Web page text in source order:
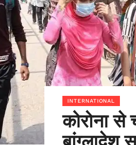
INTERNATIONAL
कोरोना से